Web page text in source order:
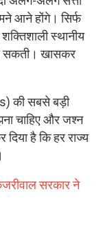
आने होंगे। सिर्फ
स्थानीय
सकती। खासकर
की सबसे बड़ी
चाहिए और जश्न
दिया है कि हर राज्य
सरकार ने